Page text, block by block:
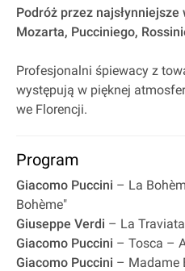
Podróż przez najsłynniejsze
Mozarta, Pucciniego,
Profesjonalni śpiewacy z
występują w pięknej
we Florencji.
Program
Giacomo Puccini – La
Bohème"
Giuseppe Verdi – La
Giacomo Puccini – Tosca –
Giacomo Puccini – Madame